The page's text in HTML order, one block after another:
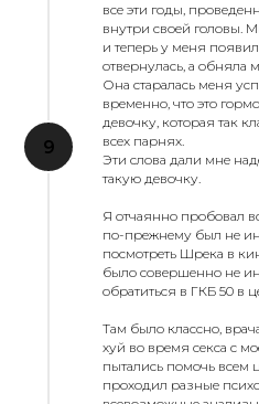
все эти годы,
внутри своей головы.
и теперь у меня
отвернулась, а обняла
Она старалась меня
временно, что это
девочку, которая так
всех парнях.
Эти слова дали мне
такую девочку.
Я отчаянно пробовал
по-прежнему был не
посмотреть Шрека в
было совершенно не
обратиться в ГКБ 50 в
Там было классно,
хуй во время секса с
пытались помочь всем
проходил разные